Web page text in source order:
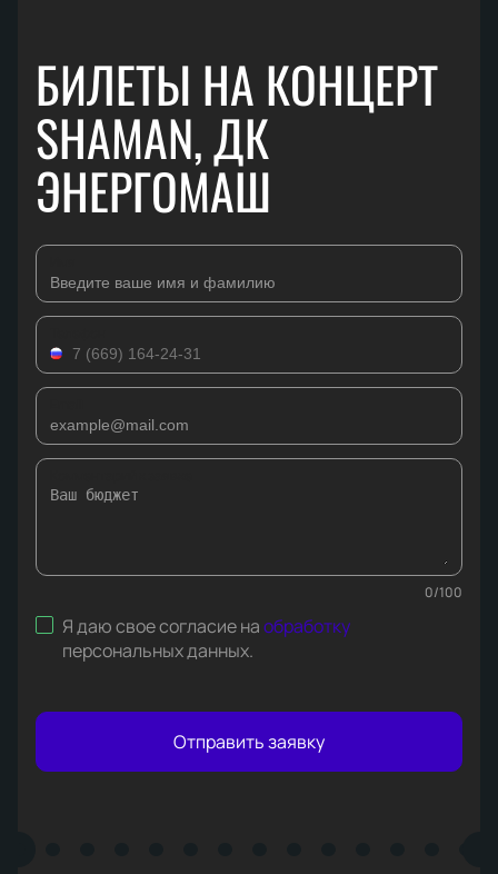
БИЛЕТЫ НА КОНЦЕРТ
SHAMAN, ДК
ЭНЕРГОМАШ
0/100
Я даю свое согласие наобработку
персональных данных.
Отправить заявку